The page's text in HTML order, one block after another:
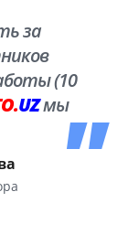
за
(10
UZмы